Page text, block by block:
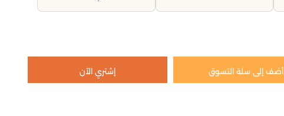
أضف إلى سلة التسوق إشتري الآن